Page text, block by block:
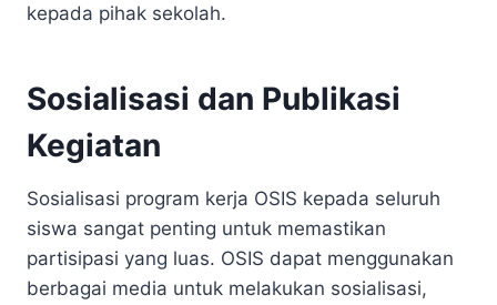
kepada pihak sekolah.
Sosialisasi dan Publikasi
Kegiatan
Sosialisasi program kerja OSIS kepada seluruh
siswa sangat penting untuk memastikan
partisipasi yang luas. OSIS dapat menggunakan
berbagai media untuk melakukan sosialisasi,